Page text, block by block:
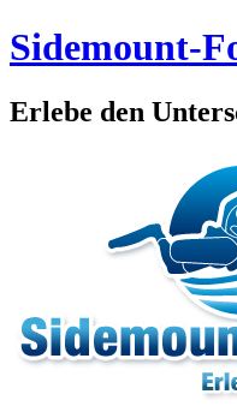
Sidemount-
Erlebe den